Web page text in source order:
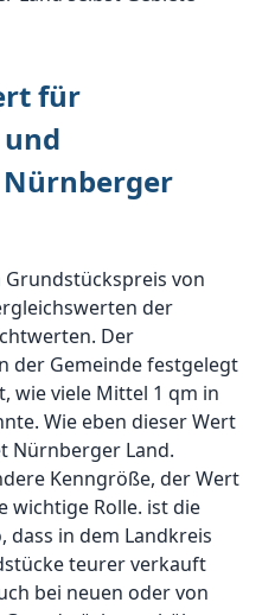
für
von
der
Der
der Gemeinde festgelegt
wie viele Mittel 1 qm in
Wie eben dieser Wert
Nürnberger Land.
Kenngröße, der Wert
wichtige Rolle. ist die
dass in dem Landkreis
teurer verkauft
bei neuen oder von